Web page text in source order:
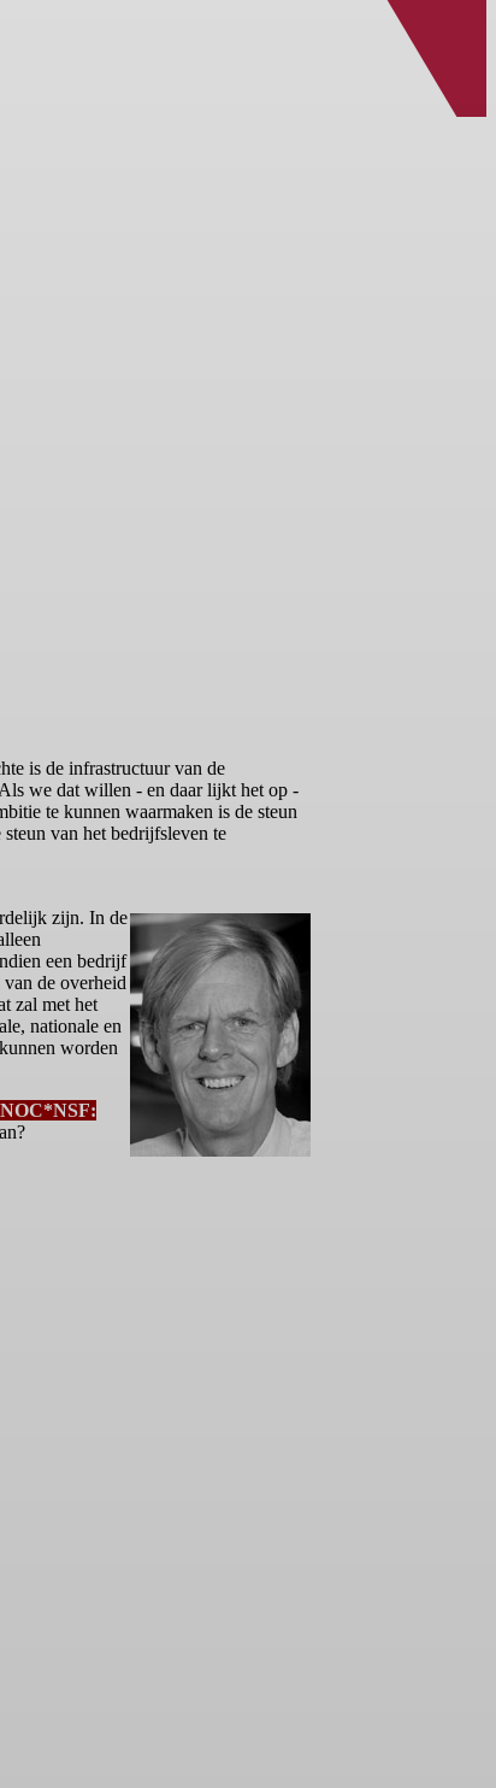
is de infrastructuur van de
we dat willen - en daar lijkt het op -
te kunnen waarmaken is de steun
van het bedrijfsleven te
zijn. In de
een bedrijf
de overheid
zal met het
nationale en
worden